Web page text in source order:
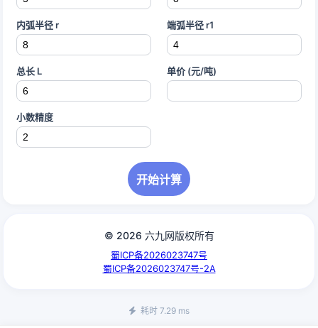
内弧半径 r 端弧半径 r1
总长 L 单价 (元/吨)
小数精度
开始计算
© 2026 六九网版权所有
蜀ICP备2026023747号
蜀ICP备2026023747号-2A
耗时 7.29 ms